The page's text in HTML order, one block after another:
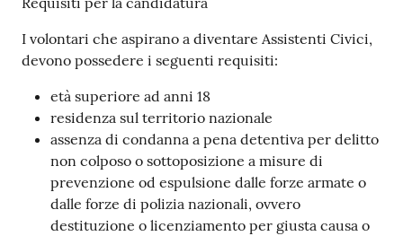
I volontari che aspirano a diventare Assistenti Civici,
devono possedere i seguenti requisiti:
età superiore ad anni 18
residenza sul territorio nazionale
assenza di condanna a pena detentiva per delitto
non colposo o sottoposizione a misure di
prevenzione od espulsione dalle forze armate o
dalle forze di polizia nazionali, ovvero
destituzione o licenziamento per giusta causa o